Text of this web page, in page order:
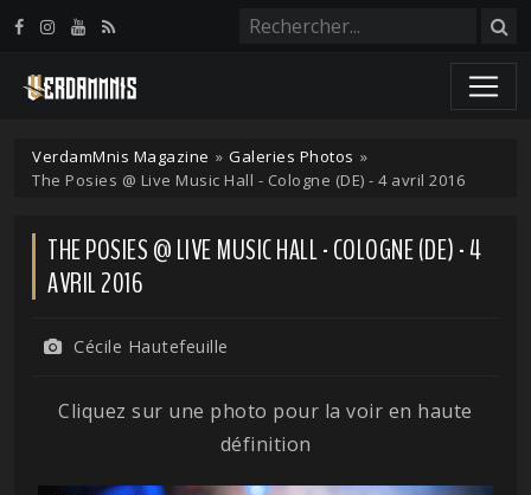
VerdamMnis Magazine » Galeries Photos »
The Posies @ Live Music Hall - Cologne (DE) - 4 avril 2016
THE POSIES @ LIVE MUSIC HALL - COLOGNE (DE) - 4
AVRIL 2016
Cécile Hautefeuille
Cliquez sur une photo pour la voir en haute
définition
Panneau de gestion des cookies